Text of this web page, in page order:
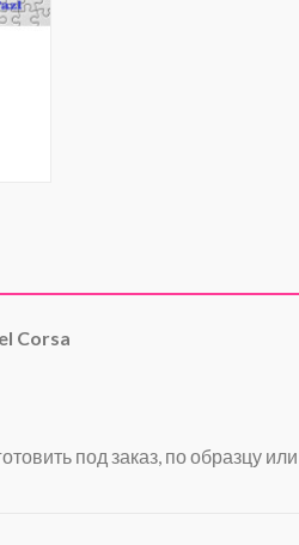
Corsa
под заказ, по образцу